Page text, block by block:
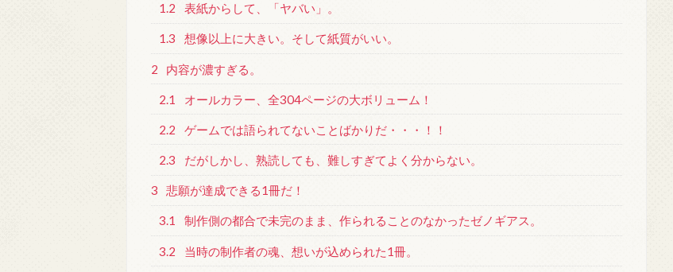
1.2 表紙からして、「ヤバい」。
1.3 想像以上に大きい。そして紙質がいい。
2 内容が濃すぎる。
2.1 オールカラー、全304ページの大ボリューム！
2.2 ゲームでは語られてないことばかりだ・・・！！
2.3 だがしかし、熟読しても、難しすぎてよく分からない。
3 悲願が達成できる1冊だ！
3.1 制作側の都合で未完のまま、作られることのなかったゼノギアス。
3.2 当時の制作者の魂、想いが込められた1冊。